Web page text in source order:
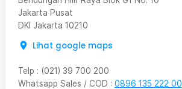
Jakarta Pusat
DKI Jakarta 10210
Lihat google maps
Telp : (021) 39 700 200
Whatsapp Sales / COD : 0896 135 222 00